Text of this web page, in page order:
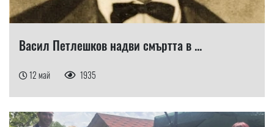
Васил Петлешков надви смъртта в ...
12 май 1935